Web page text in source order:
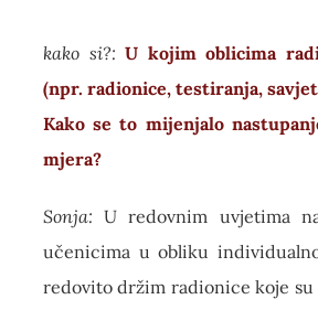
kako si?:U kojim oblicima
(npr. radionice, testiranja,
Kako se to mijenjalo
mjera?
Sonja: U redovnim uvjetima
učenicima u obliku
redovito držim radionice koje su